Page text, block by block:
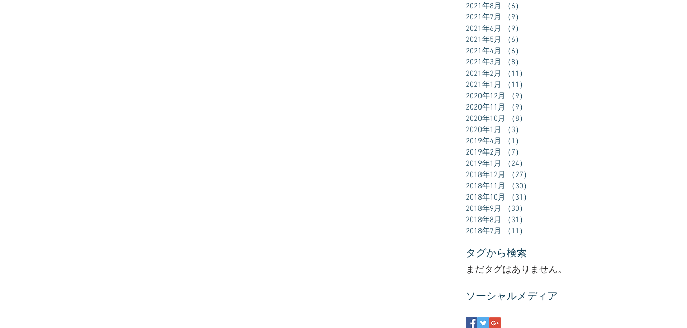
2021年8月
（6）
2021年7月
（9）
2021年6月
（9）
2021年5月
（6）
2021年4月
（6）
2021年3月
（8）
2021年2月
（11）
2021年1月
（11）
2020年12月
（9）
2020年11月
（9）
2020年10月
（8）
2020年1月
（3）
2019年4月
（1）
2019年2月
（7）
2019年1月
（24）
2018年12月
（27）
2018年11月
（30）
2018年10月
（31）
2018年9月
（30）
2018年8月
（31）
2018年7月
（11）
タグから検索
まだタグはありません。
ソーシャルメディア